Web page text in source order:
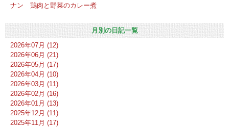
ナン 鶏肉と野菜のカレー煮
月別の日記一覧
2026年07月 (12)
2026年06月 (21)
2026年05月 (17)
2026年04月 (10)
2026年03月 (11)
2026年02月 (16)
2026年01月 (13)
2025年12月 (11)
2025年11月 (17)